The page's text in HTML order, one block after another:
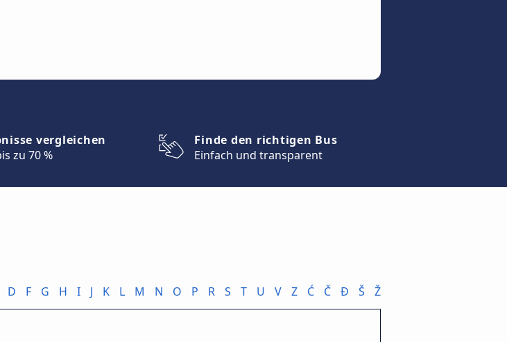
vergleichen
zu 70 %
Finde den richtigen Bus
Einfach und transparent
D F G H I J K L M N O P R S T U V Z Ć Č Đ Š Ž